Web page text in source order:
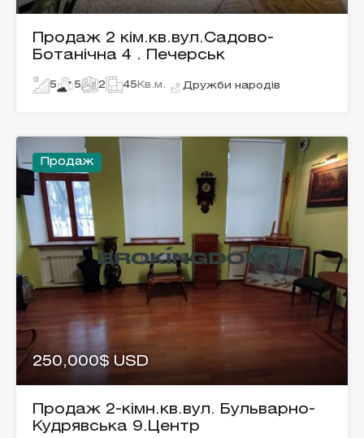
Продаж 2 кім.кв.вул.Садово-
Ботанічна 4 . Печерськ
5 5 2 45 Кв.м. Дружби народів
Продаж
250,000$ USD
Продаж 2-кімн.кв.вул. Бульварно-
Кудрявська 9.Центр